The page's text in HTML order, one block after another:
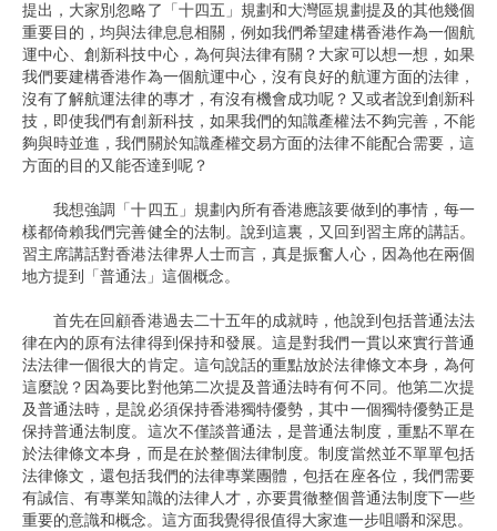
提出，大家別忽略了「十四五」規劃和大灣區規劃提及的其他幾個
重要目的，均與法律息息相關，例如我們希望建構香港作為一個航
運中心、創新科技中心，為何與法律有關？大家可以想一想，如果
我們要建構香港作為一個航運中心，沒有良好的航運方面的法律，
沒有了解航運法律的專才，有沒有機會成功呢？又或者說到創新科
技，即使我們有創新科技，如果我們的知識產權法不夠完善，不能
夠與時並進，我們關於知識產權交易方面的法律不能配合需要，這
方面的目的又能否達到呢？
我想強調「十四五」規劃內所有香港應該要做到的事情，每一
樣都倚賴我們完善健全的法制。說到這裏，又回到習主席的講話。
習主席講話對香港法律界人士而言，真是振奮人心，因為他在兩個
地方提到「普通法」這個概念。
首先在回顧香港過去二十五年的成就時，他說到包括普通法法
律在內的原有法律得到保持和發展。這是對我們一貫以來實行普通
法法律一個很大的肯定。這句說話的重點放於法律條文本身，為何
這麼說？因為要比對他第二次提及普通法時有何不同。他第二次提
及普通法時，是說必須保持香港獨特優勢，其中一個獨特優勢正是
保持普通法制度。這次不僅談普通法，是普通法制度，重點不單在
於法律條文本身，而是在於整個法律制度。制度當然並不單單包括
法律條文，還包括我們的法律專業團體，包括在座各位，我們需要
有誠信、有專業知識的法律人才，亦要貫徹整個普通法制度下一些
重要的意識和概念。這方面我覺得很值得大家進一步咀嚼和深思。